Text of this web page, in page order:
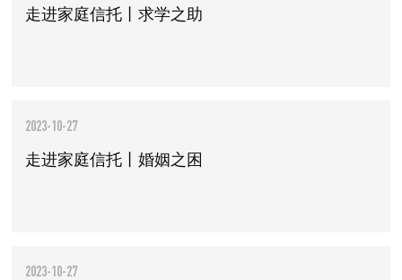
走进家庭信托丨求学之助
2023-10-27
走进家庭信托丨婚姻之困
2023-10-27